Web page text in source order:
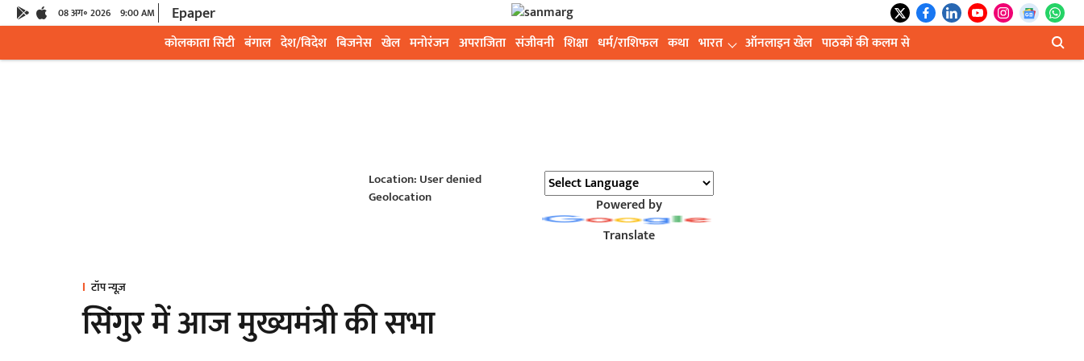
08 अग॰ 2026 9:00 AM Epaper
कोलकाता सिटी बंगाल देश/विदेश बिजनेस खेल मनोरंजन अपराजिता संजीवनी शिक्षा धर्म/राशिफल कथा भारत ऑनलाइन खेल पाठकों की कलम से
Location: User denied
Geolocation
Powered by
Translate
टॉप न्यूज़
सिंगुर में आज मुख्यमंत्री की सभा